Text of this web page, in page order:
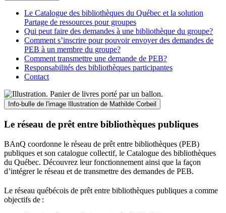
Le Catalogue des bibliothèques du Québec et la solution
Partage de ressources pour groupes
Qui peut faire des demandes à une bibliothèque du groupe?
Comment s’inscrire pour pouvoir envoyer des demandes de
PEB à un membre du groupe?
Comment transmettre une demande de PEB?
Responsabilités des bibliothèques participantes
Contact
Info-bulle de l'image Illustration de Mathilde Corbeil
Le réseau de prêt entre bibliothèques publiques
BAnQ coordonne le réseau de prêt entre bibliothèques (PEB)
publiques et son catalogue collectif, le Catalogue des bibliothèques
du Québec. Découvrez leur fonctionnement ainsi que la façon
d’intégrer le réseau et de transmettre des demandes de PEB.
Le réseau québécois de prêt entre bibliothèques publiques a comme
objectifs de :